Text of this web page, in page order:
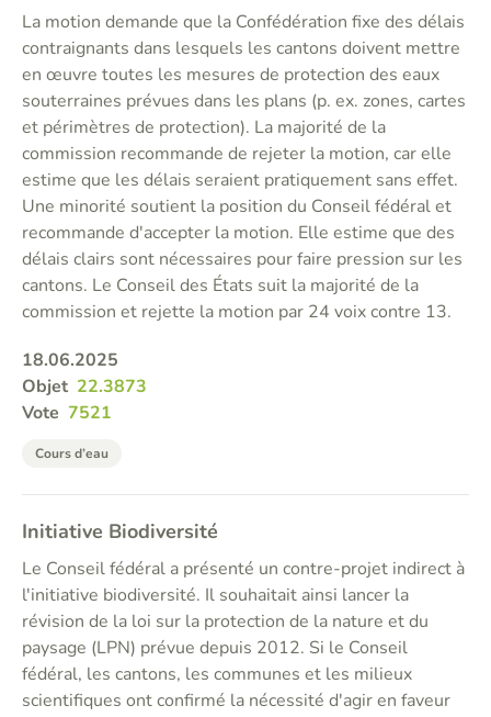
La motion demande que la Confédération fixe des délais
contraignants dans lesquels les cantons doivent mettre
en œuvre toutes les mesures de protection des eaux
souterraines prévues dans les plans (p. ex. zones, cartes
et périmètres de protection). La majorité de la
commission recommande de rejeter la motion, car elle
estime que les délais seraient pratiquement sans effet.
Une minorité soutient la position du Conseil fédéral et
recommande d'accepter la motion. Elle estime que des
délais clairs sont nécessaires pour faire pression sur les
cantons. Le Conseil des États suit la majorité de la
commission et rejette la motion par 24 voix contre 13.
18.06.2025
Objet 22.3873
Vote 7521
Cours d’eau
Initiative Biodiversité
Le Conseil fédéral a présenté un contre-projet indirect à
l'initiative biodiversité. Il souhaitait ainsi lancer la
révision de la loi sur la protection de la nature et du
paysage (LPN) prévue depuis 2012. Si le Conseil
fédéral, les cantons, les communes et les milieux
scientifiques ont confirmé la nécessité d'agir en faveur